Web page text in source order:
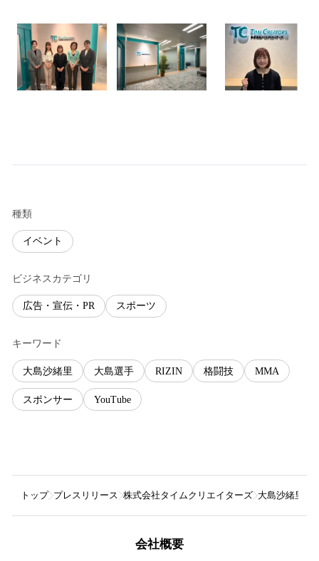
種類
イベント
ビジネスカテゴリ
広告・宣伝・PR スポーツ
キーワード
大島沙緒里 大島選手 RIZIN 格闘技 MMA
スポンサー YouTube
トップ プレスリリース 株式会社タイムクリエイターズ 大島沙緒里選
会社概要